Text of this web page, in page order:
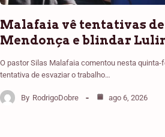
Malafaia vê tentativas de
Mendonça e blindar
O pastor Silas Malafaia comentou nesta quinta-
tentativa de esvaziar o trabalho…
By RodrigoDobre ago 6, 2026